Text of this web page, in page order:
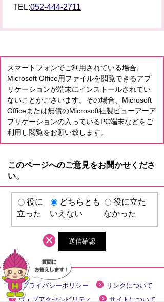
TEL:052-444-2711
スマートフォンでご利用されている場合、
Microsoft Office用ファイルを閲覧できるアプ
リケーションが端末にインストールされてい
ないことがございます。その場合、Microsoft
Officeまたは無償のMicrosoft社製ビューアーア
プリケーションの入っているPC端末などをご
利用し閲覧をお願い致します。
このページへのご意見をお聞かせくださ
い。
役に
立った
どちらとも
いえない
役に立た
なかった
プライバシーポリシー
リンクについて
ウェブアクセシビリティ
サイトについて